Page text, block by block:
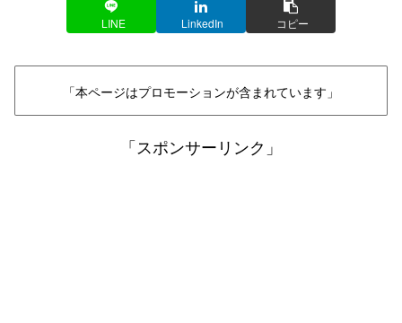
LINE LinkedIn コピー
「本ページはプロモーションが含まれています」
「スポンサーリンク」